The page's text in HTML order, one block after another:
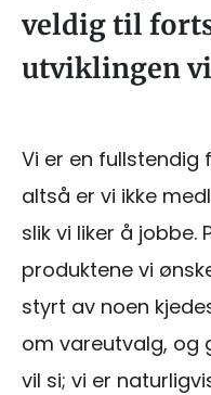
veldig til
utviklingen
Vi er en
altså er vi ikke
slik vi liker å
produktene vi
styrt av noen
om vareutvalg, og
vil si; vi er